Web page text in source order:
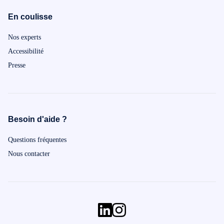
En coulisse
Nos experts
Accessibilité
Presse
Besoin d'aide ?
Questions fréquentes
Nous contacter